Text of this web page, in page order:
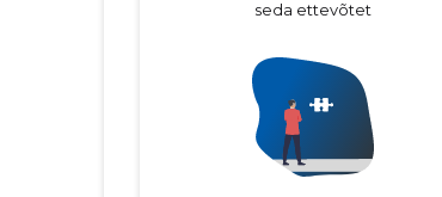
seda ettevõtet